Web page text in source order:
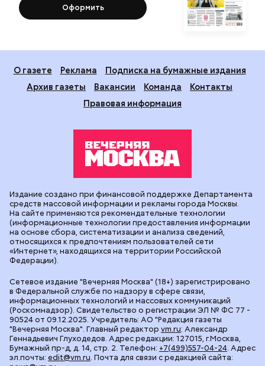
Оформить
О газете Реклама
Подписка на бумажные издания
Архив газеты
Вакансии Команда
Контакты
Правовая информация
Сетевое издание "Вечерняя Москва" (18+) зарегистрировано
в Федеральной службе по надзору в сфере связи,
информационных технологий и массовых коммуникаций
(Роскомнадзор). Свидетельство о регистрации ЭЛ № ФС 77 -
90524 от 09.12.2025. Учредитель: АО "Редакция газеты
"Вечерняя Москва". Главный редактор vm.ru: Александр
Геннадьевич Глуходедов. Адрес редакции: 127015, г.Москва,
Бумажный пр-д, д. 14, стр. 2. Телефон: +7(499)557-04-24. Адрес
эл.почты: edit@vm.ru. Почта для связи с редакцией сайта:
Издание создано при финансовой поддержке Департамента
средств массовой информации и рекламы города Москвы.
На сайте применяются рекомендательные технологии
(информационные технологии предоставления информации
на основе сбора, систематизации и анализа сведений,
относящихся к предпочтениям пользователей сети
«Интернет», находящихся на территории Российской
Федерации).